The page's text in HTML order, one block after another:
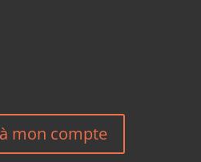
mon compte